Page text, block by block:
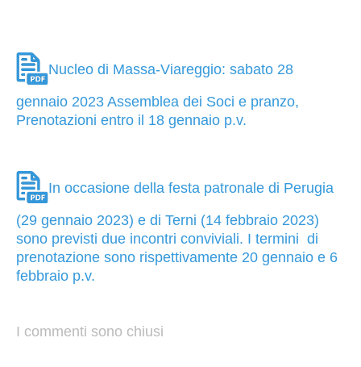
Nucleo di Massa-Viareggio: sabato 28
gennaio 2023 Assemblea dei Soci e pranzo,
Prenotazioni entro il 18 gennaio p.v.
In occasione della festa patronale di Perugia
(29 gennaio 2023) e di Terni (14 febbraio 2023)
sono previsti due incontri conviviali. I termini di
prenotazione sono rispettivamente 20 gennaio e 6
febbraio p.v.
I commenti sono chiusi